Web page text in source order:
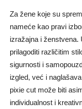
Za žene koje su
nameće kao pravi
izražajna i
prilagoditi različitim
sigurnosti i
izgled, već i
pixie cut može biti
individualnost i